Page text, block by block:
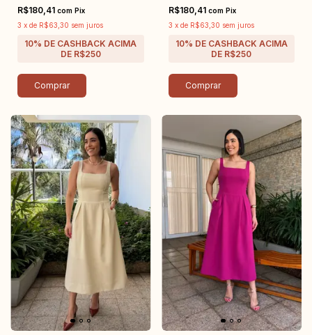
R$180,41 com Pix
3 x de R$63,30 sem juros
Comprar
R$180,41 com Pix
3 x de R$63,30 sem juros
Comprar